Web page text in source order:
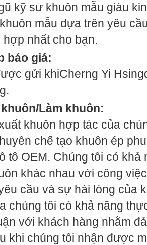
kỹ sư khuôn mẫu giàu
mẫu dựa trên yêu
hợp nhất cho bạn.
báo giá:
gửi khiCherng Yi
Làm khuôn:
khuôn hợp tác của
chế tạo khuôn ép
tô OEM. Chúng tôi có
khác nhau với công
cầu và sự hài lòng của
chúng tôi có khả năng
với khách hàng nhằm
khi chúng tôi nhận được